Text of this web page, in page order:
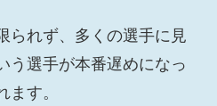
られず、多くの選手に見
う選手が本番遅めになっ
す。